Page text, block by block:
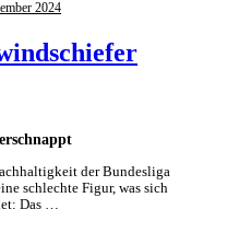
2024
der Bundesliga
schlechte Figur, was sich
Das …